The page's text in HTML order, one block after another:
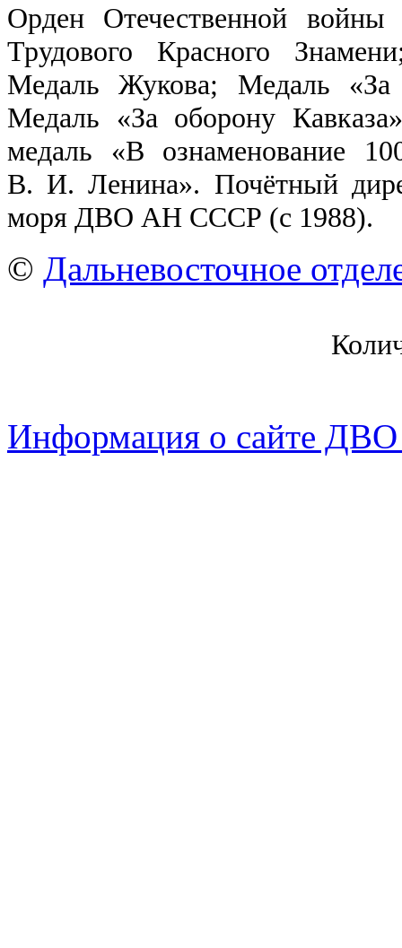
Орден Отечественной
Трудового Красного
Медаль Жукова; Медаль «За
Медаль «За оборону
медаль «В ознаменование
В. И. Ленина». Почётный
моря ДВО АН СССР (с 1988).
© Дальневосточное
Информация о сайте